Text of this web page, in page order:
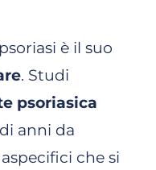
è il suo
. Studi
psoriasica
anni da
che si